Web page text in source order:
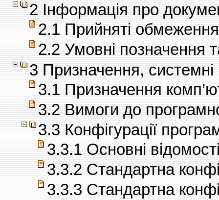
2 Інформація про
2.1 Прийняті обмеження
2.2 Умовні позначення
3 Призначення, системні
3.1 Призначення
3.2 Вимоги до
3.3 Конфігурації
3.3.1 Основні
3.3.2 Стандартна
3.3.3 Стандартна